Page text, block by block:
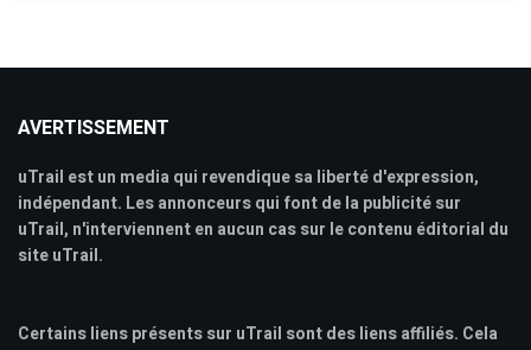
AVERTISSEMENT
uTrail est un media qui revendique sa liberté d'expression,
indépendant. Les annonceurs qui font de la publicité sur
uTrail, n'interviennent en aucun cas sur le contenu éditorial du
site uTrail.
Certains liens présents sur uTrail sont des liens affiliés. Cela